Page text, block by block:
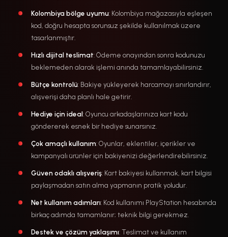
Kolombiya bölge uyumu: Kolombiya mağazasıyla eşleşen
kod, doğru hesapta sorunsuz şekilde kullanılmak üzere
tasarlanmıştır.
Hızlı dijital teslimat: Ödeme onayından sonra kodunuzu
beklemeden alarak işlemi anında tamamlayabilirsiniz.
Bütçe kontrolü: Bakiye yükleyerek harcamayı sınırlandırır,
alışverişi daha planlı hale getirir.
Hediye için ideal: Oyuncu arkadaşlarınıza kart kodu
göndererek esnek bir hediye sunarsınız.
Çok amaçlı kullanım: Oyunlar, eklentiler, içerikler ve
kampanyalı ürünler için bakiyenizi değerlendirebilirsiniz.
Güven odaklı alışveriş: Kart bakiyesi kullanmak, kart bilgisi
paylaşmadan satın alma yapmanın pratik yoludur.
Net kullanım adımları: Kod kullanımı PlayStation hesabında
birkaç adımda tamamlanır; teknik bilgi gerekmez.
Destek ve çözüm yaklaşımı: Teslimat ve kullanım